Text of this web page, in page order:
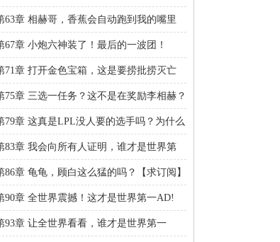
63章 相赫哥，香蕉会自动跑到我的嘴里
？
67章 小炮六神装了！最后的一波团！
71章 打开金色宝箱，这是要捞批捞灭亡
？【求追读】
75章 三选一任务？这不是在奖励李相赫？
79章 这真是LPL没人要的选手吗？为什么
么变态
83章 我会向所有人证明，谁才是世界第
！
86章 龟龟，顾白这么猛的吗？【求订阅】
90章 全世界震撼！这才是世界第一AD!
求订阅】
93章 让全世界看看，谁才是世界第一